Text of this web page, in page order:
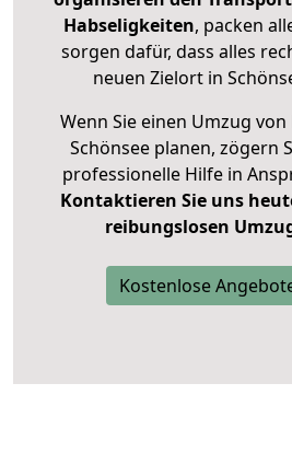
Habseligkeiten, packen
sorgen dafür, dass alles
neuen Zielort in
Wenn Sie einen Umzug
Schönsee planen, zögern
professionelle Hilfe in
Kontaktieren Sie uns
reibungslosen
Kostenlose